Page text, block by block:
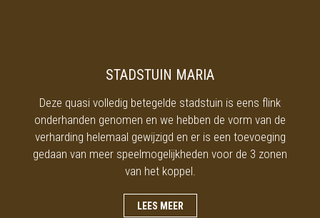
STADSTUIN MARIA
Deze quasi volledig betegelde stadstuin is eens flink
onderhanden genomen en we hebben de vorm van de
verharding helemaal gewijzigd en er is een toevoeging
gedaan van meer speelmogelijkheden voor de 3 zonen
van het koppel.
LEES MEER